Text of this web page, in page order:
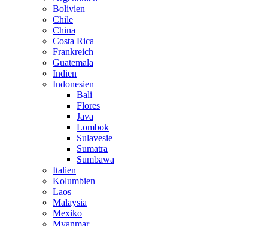
Bolivien
Chile
China
Costa Rica
Frankreich
Guatemala
Indien
Indonesien
Bali
Flores
Java
Lombok
Sulavesie
Sumatra
Sumbawa
Italien
Kolumbien
Laos
Malaysia
Mexiko